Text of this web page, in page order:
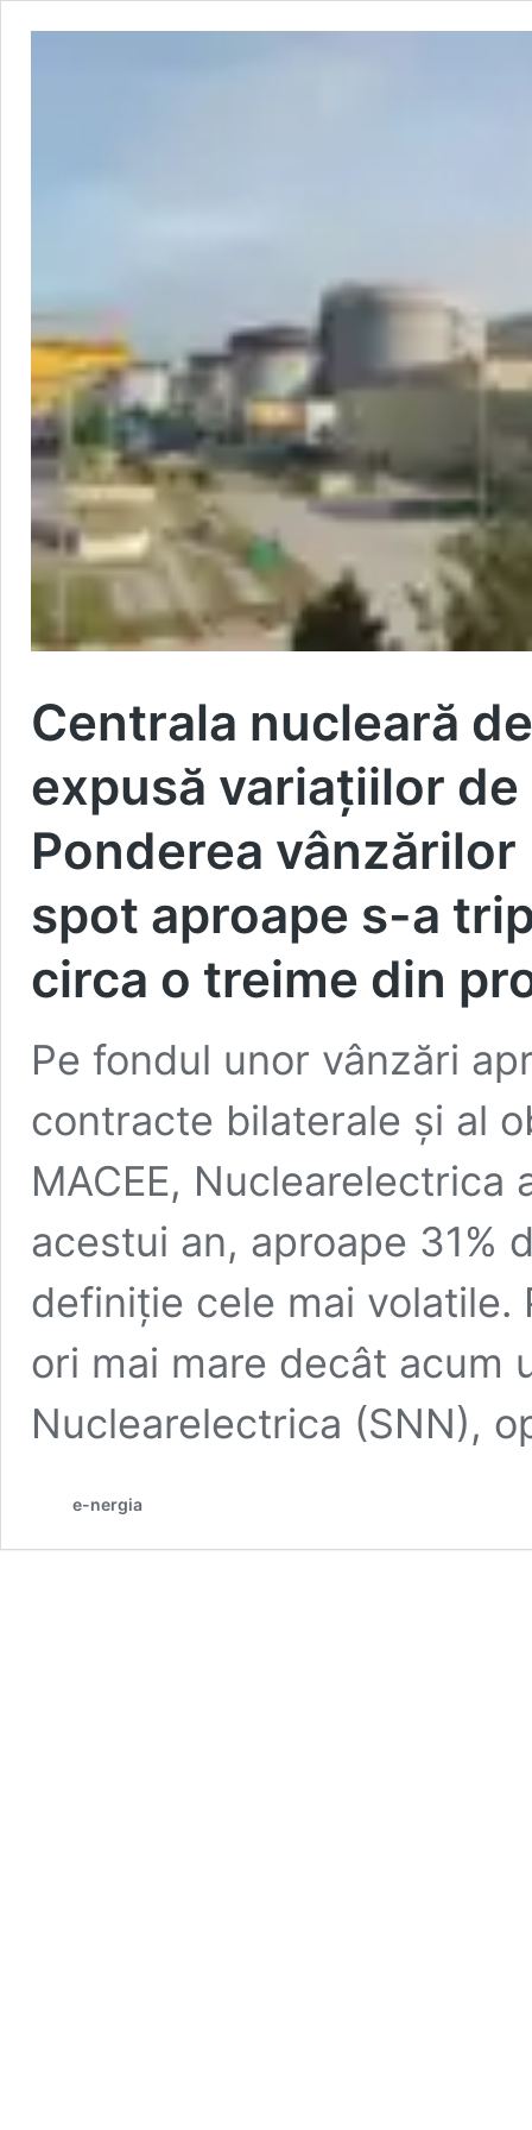
Centrala nucleară
expusă variațiilor
Ponderea
spot aproape s-a
circa o treime din
Pe fondul unor vânzări
contracte bilaterale și al
MACEE,
acestui an, aproape 31%
definiție cele mai
ori mai mare decât acum
Nuclearelectrica (SNN),
e-nergia